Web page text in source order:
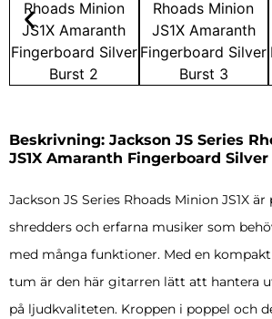
Beskrivning: Jackson JS Series
JS1X Amaranth Fingerboard
Jackson JS Series Rhoads Minion JS1X
shredders och erfarna musiker som
med många funktioner. Med en
tum är den här gitarren lätt att hantera
på ljudkvaliteten. Kroppen i poppel och